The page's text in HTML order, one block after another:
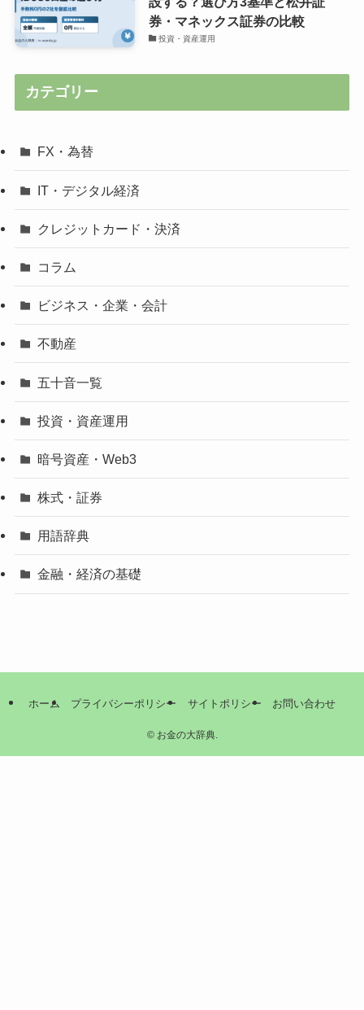
券・マネックス証券の比較
投資・資産運用
カテゴリー
FX・為替
IT・デジタル経済
クレジットカード・決済
コラム
ビジネス・企業・会計
不動産
五十音一覧
投資・資産運用
暗号資産・Web3
株式・証券
用語辞典
金融・経済の基礎
ホーム プライバシーポリシー サイトポリシー お問い合わせ
©お金の大辞典.